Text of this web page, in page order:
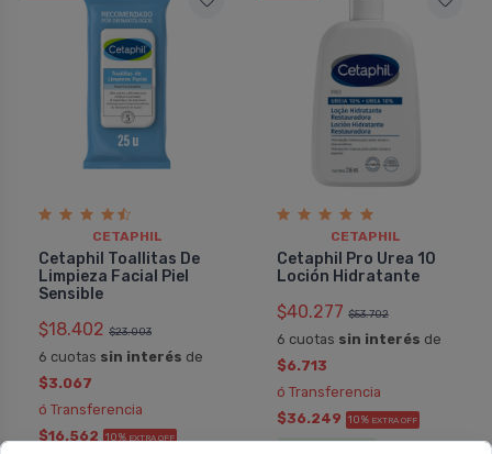
CETAPHIL
Cetaphil Toallitas De
Limpieza Facial Piel
Sensible
$18.402 $23.003
6 cuotas sin interés de
$3.067
ó Transferencia
$16.562 10% EXTRA OFF
CETAPHIL
Cetaphil Pro Urea 10
Loción Hidratante
$40.277 $53.702
6 cuotas sin interés de
$6.713
ó Transferencia
$36.249 10% EXTRA OFF
Envíorápidohoy